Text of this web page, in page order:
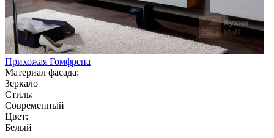
Прихожая Гомфрена
Материал фасада:
Зеркало
Стиль:
Современный
Цвет:
Белый